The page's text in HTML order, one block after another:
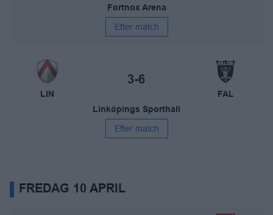
Fortnox Arena
Efter match
Linköping IBK – IBF Falun
LIN
Slutresultat:
3-6
FAL
Linköpings Sporthall
Efter match
FREDAG 10 APRIL